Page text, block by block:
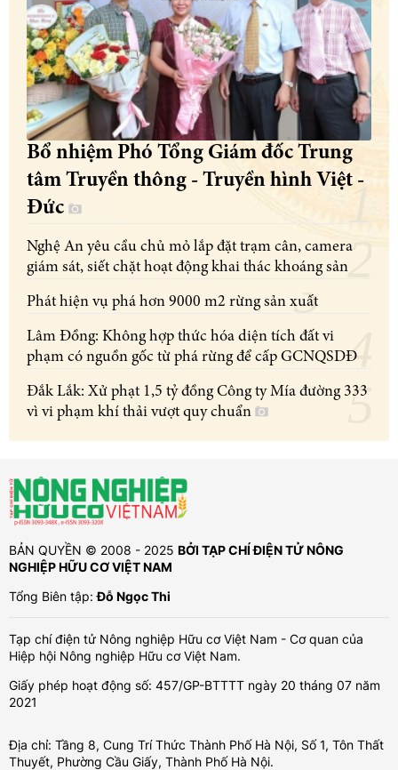
Bổ nhiệm Phó Tổng Giám đốc Trung
tâm Truyền thông - Truyền hình Việt -
Đức
Nghệ An yêu cầu chủ mỏ lắp đặt trạm cân, camera
giám sát, siết chặt hoạt động khai thác khoáng sản
Phát hiện vụ phá hơn 9000 m2 rừng sản xuất
Lâm Đồng: Không hợp thức hóa diện tích đất vi
phạm có nguồn gốc từ phá rừng để cấp GCNQSDĐ
Đắk Lắk: Xử phạt 1,5 tỷ đồng Công ty Mía đường 333
vì vi phạm khí thải vượt quy chuẩn
BẢN QUYỀN © 2008 - 2025 BỞI TẠP CHÍ ĐIỆN TỬ NÔNG
NGHIỆP HỮU CƠ VIỆT NAM
Tổng Biên tập:Đỗ Ngọc Thi
Tạp chí điện tử Nông nghiệp Hữu cơ Việt Nam - Cơ quan của
Hiệp hội Nông nghiệp Hữu cơ Việt Nam.
Giấy phép hoạt động số: 457/GP-BTTTT ngày 20 tháng 07 năm
2021
Địa chỉ: Tầng 8, Cung Trí Thức Thành Phố Hà Nội, Số 1, Tôn Thất
Thuyết, Phường Cầu Giấy, Thành Phố Hà Nội.